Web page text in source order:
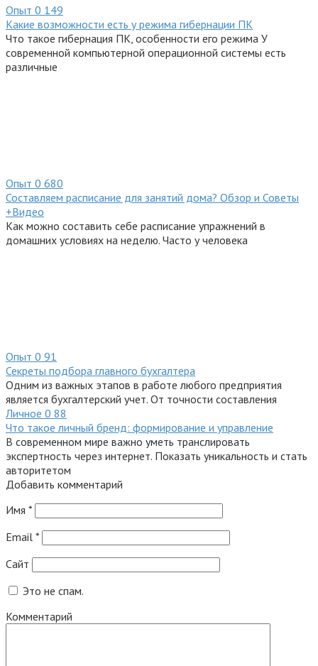
Опыт 0 149
Какие возможности есть у режима гибернации ПК
Что такое гибернация ПК, особенности его режима У
современной компьютерной операционной системы есть
различные
Опыт 0 680
Составляем расписание для занятий дома? Обзор и Советы
+Видео
Как можно составить себе расписание упражнений в
домашних условиях на неделю. Часто у человека
Опыт 0 91
Секреты подбора главного бухгалтера
Одним из важных этапов в работе любого предприятия
является бухгалтерский учет. От точности составления
Личное 0 88
Что такое личный бренд: формирование и управление
В современном мире важно уметь транслировать
экспертность через интернет. Показать уникальность и стать
авторитетом
Добавить комментарий
Имя *
Email *
Сайт
Это не спам.
Комментарий